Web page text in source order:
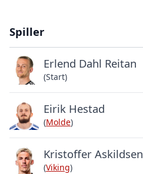
Spiller
Erlend Dahl Reitan
(Start)
Eirik Hestad
(Molde)
Kristoffer Askildsen
(Viking)